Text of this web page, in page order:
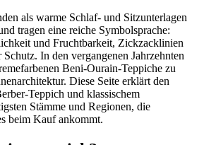
als warme Schlaf- und Sitzunterlagen
tragen eine reiche Symbolsprache:
und Fruchtbarkeit, Zickzacklinien
In den vergangenen Jahrzehnten
Beni-Ourain-Teppiche zu
Diese Seite erklärt den
Teppich und klassischem
Stämme und Regionen, die
beim Kauf ankommt.